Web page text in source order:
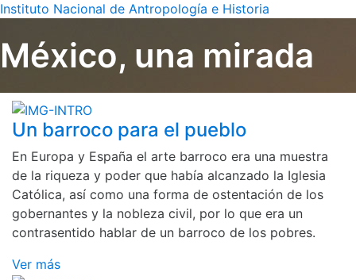
Instituto Nacional de Antropología e Historia
México, una mirada
Un barroco para el pueblo
En Europa y España el arte barroco era una muestra
de la riqueza y poder que había alcanzado la Iglesia
Católica, así como una forma de ostentación de los
gobernantes y la nobleza civil, por lo que era un
contrasentido hablar de un barroco de los pobres.
Ver más